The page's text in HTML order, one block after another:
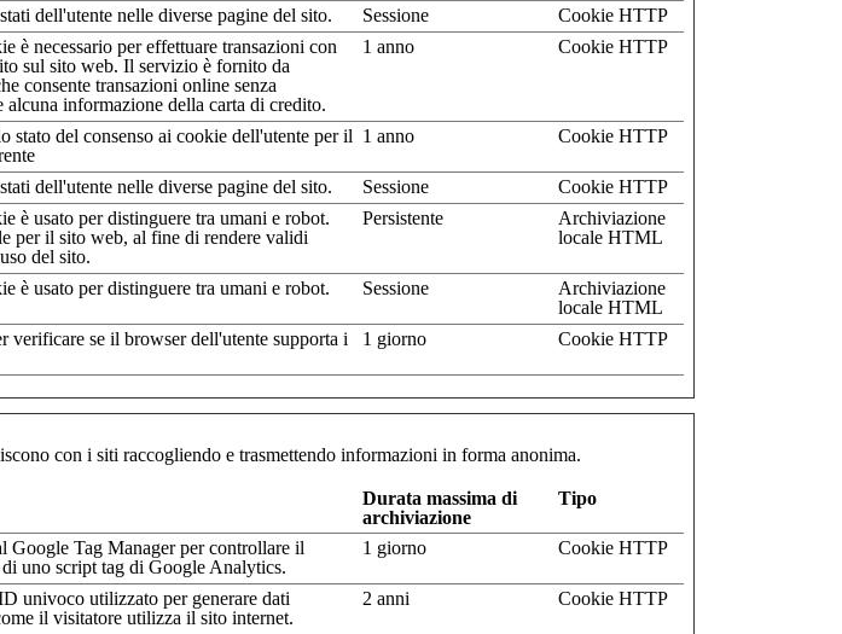
dell'utente nelle diverse pagine del sito. Sessione
Cookie HTTP
è necessario per effettuare transazioni con
sul sito web. Il servizio è fornito da
consente transazioni online senza
alcuna informazione della carta di credito.
1 anno Cookie HTTP
stato del consenso ai cookie dell'utente per il 1 anno Cookie HTTP
dell'utente nelle diverse pagine del sito. Sessione
Cookie HTTP
è usato per distinguere tra umani e robot.
per il sito web, al fine di rendere validi
del sito.
Persistente
Archiviazione
locale HTML
è usato per distinguere tra umani e robot. Sessione
Archiviazione
locale HTML
verificare se il browser dell'utente supporta i
1 giorno Cookie HTTP
con i siti raccogliendo e trasmettendo informazioni in forma anonima.
Durata massima di
archiviazione
Tipo
Google Tag Manager per controllare il
uno script tag di Google Analytics.
1 giorno Cookie HTTP
univoco utilizzato per generare dati
il visitatore utilizza il sito internet.
2 anni Cookie HTTP